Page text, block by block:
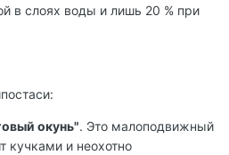
в слоях воды и лишь 20 % при
окунь". Это малоподвижный
кучками и неохотно